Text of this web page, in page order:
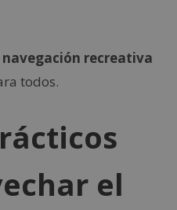
navegación recreativa
todos.
el